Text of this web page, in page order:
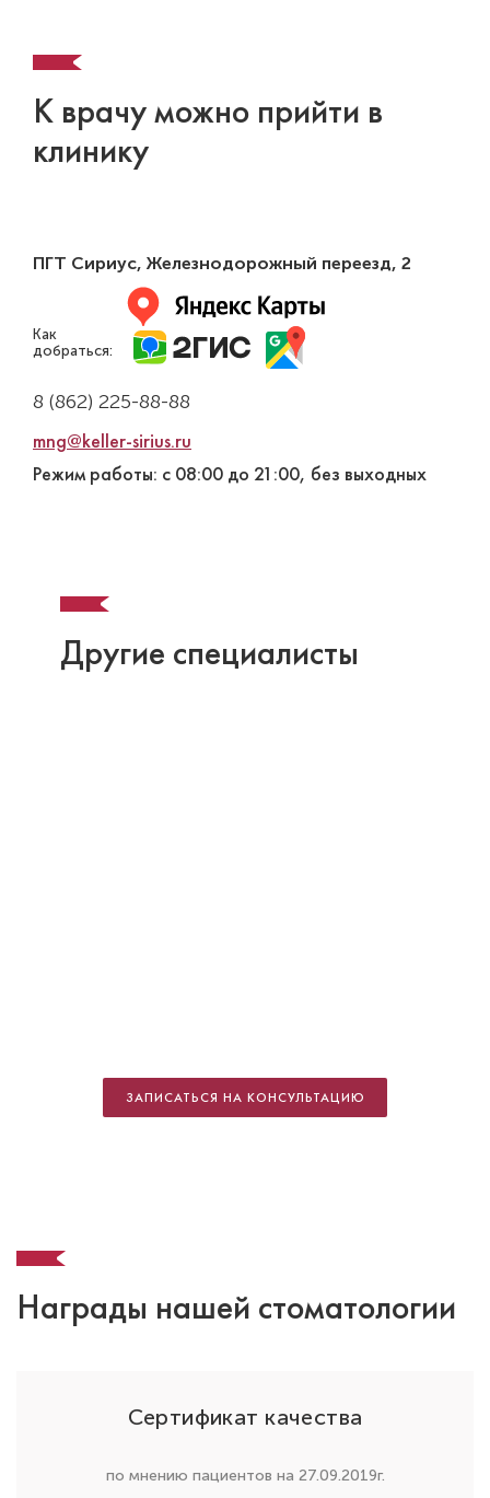
К врачу можно прийти в
клинику
ПГТ Сириус, Железнодорожный переезд, 2
Как
добраться:
8 (862) 225-88-88
mng@keller-sirius.ru
Режим работы: с 08:00 до 21:00, без выходных
Другие специалисты
Детский стоматолог
ЗАПИСАТЬСЯ НА КОНСУЛЬТАЦИЮ
Награды нашей стоматологии
Сертификат качества
по мнению пациентов на 27.09.2019г.